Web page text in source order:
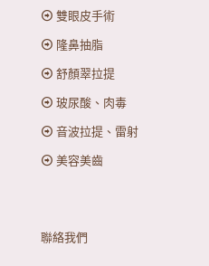
雙眼皮手術
隆鼻抽脂
舒顏翠拉提
玻尿酸、肉毒
音波拉提、雷射
美容美齒
聯絡我們